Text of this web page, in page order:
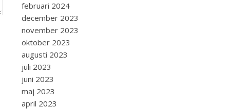
februari 2024
december 2023
november 2023
oktober 2023
augusti 2023
juli 2023
juni 2023
maj 2023
april 2023